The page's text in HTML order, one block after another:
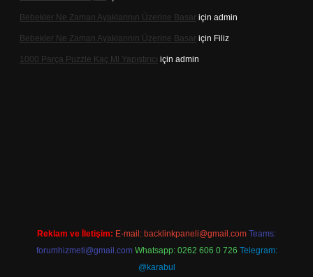
Bebekler Ne Zaman Ayaklarının Üzerine Basar için admin
Bebekler Ne Zaman Ayaklarının Üzerine Basar için Filiz
1000 Parça Puzzle Kaç Ml Yapıştırıcı için admin
Reklam ve İletişim: E-mail: backlinkpaneli@gmail.com Teams:
forumhizmeti@gmail.com Whatsapp: 0262 606 0 726 Telegram:
@karabul